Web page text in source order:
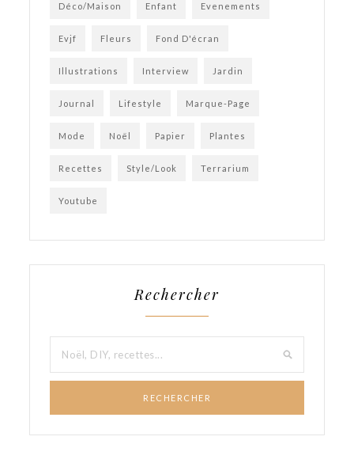
Déco/Maison Enfant Evenements
Evjf Fleurs Fond D'écran
Illustrations Interview Jardin
Journal Lifestyle Marque-Page
Mode Noël Papier Plantes
Recettes Style/Look Terrarium
Youtube
Rechercher
RECHERCHER